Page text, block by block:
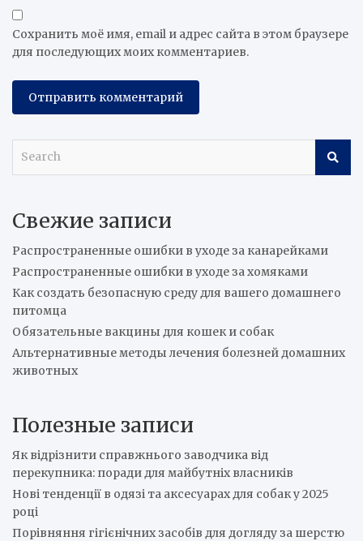
Сохранить моё имя, email и адрес сайта в этом браузере
для последующих моих комментариев.
c
Свежие записи
Распространенные ошибки в уходе за канарейками
Распространенные ошибки в уходе за хомяками
Как создать безопасную среду для вашего домашнего
питомца
Обязательные вакцины для кошек и собак
Альтернативные методы лечения болезней домашних
животных
Полезные записи
Як відрізнити справжнього заводчика від
перекупника: поради для майбутніх власників
Нові тенденції в одязі та аксесуарах для собак у 2025
році
Порівняння гігієнічних засобів для догляду за шерстю